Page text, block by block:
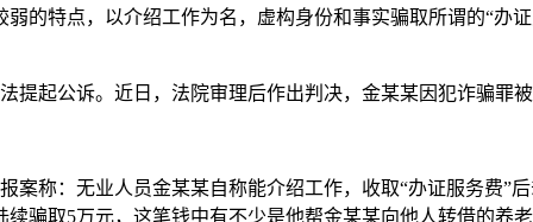
的特点，以介绍工作为名，虚构身份和事实骗取所谓的“办
提起公诉。近日，法院审理后作出判决，金某某因犯诈骗罪
案称：无业人员金某某自称能介绍工作，收取“办证服务费”
骗取5万元，这笔钱中有不少是他帮金某某向他人转借的养